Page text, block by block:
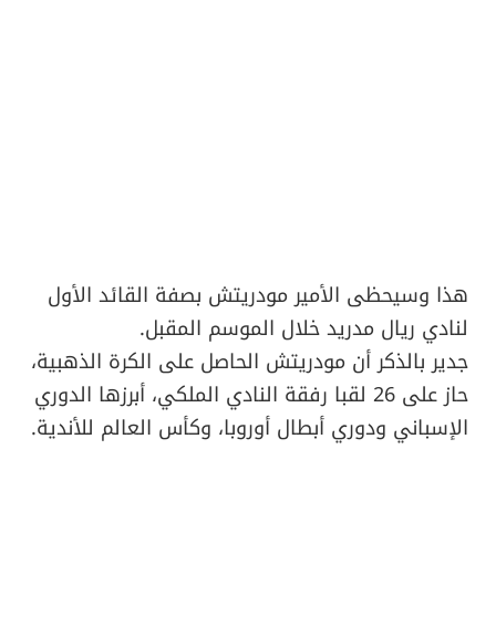
هذا وسيحظى الأمير مودريتش بصفة القائد الأول
لنادي ريال مدريد خلال الموسم المقبل.
جدير بالذكر أن مودريتش الحاصل على الكرة الذهبية،
حاز على 26 لقبا رفقة النادي الملكي، أبرزها الدوري
الإسباني ودوري أبطال أوروبا، وكأس العالم للأندية.